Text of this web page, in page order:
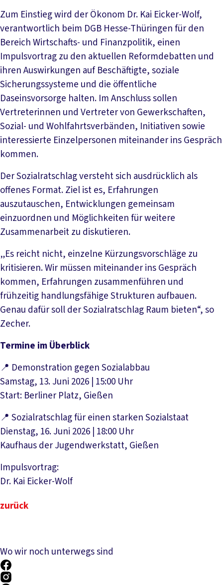
Zum Einstieg wird der Ökonom Dr. Kai Eicker-Wolf,
verantwortlich beim DGB Hesse-Thüringen für den
Bereich Wirtschafts- und Finanzpolitik, einen
Impulsvortrag zu den aktuellen Reformdebatten und
ihren Auswirkungen auf Beschäftigte, soziale
Sicherungssysteme und die öffentliche
Daseinsvorsorge halten. Im Anschluss sollen
Vertreterinnen und Vertreter von Gewerkschaften,
Sozial- und Wohlfahrtsverbänden, Initiativen sowie
interessierte Einzelpersonen miteinander ins Gespräch
kommen.
Der Sozialratschlag versteht sich ausdrücklich als
offenes Format. Ziel ist es, Erfahrungen
auszutauschen, Entwicklungen gemeinsam
einzuordnen und Möglichkeiten für weitere
Zusammenarbeit zu diskutieren.
„Es reicht nicht, einzelne Kürzungsvorschläge zu
kritisieren. Wir müssen miteinander ins Gespräch
kommen, Erfahrungen zusammenführen und
frühzeitig handlungsfähige Strukturen aufbauen.
Genau dafür soll der Sozialratschlag Raum bieten“, so
Zecher.
Termine im Überblick
📍 Demonstration gegen Sozialabbau
Samstag, 13. Juni 2026 | 15:00 Uhr
Start: Berliner Platz, Gießen
📍 Sozialratschlag für einen starken Sozialstaat
Dienstag, 16. Juni 2026 | 18:00 Uhr
Kaufhaus der Jugendwerkstatt, Gießen
Impulsvortrag:
Dr. Kai Eicker-Wolf
zurück
Wo wir noch unterwegs sind